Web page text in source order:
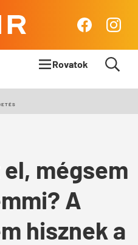
Mind
Blog
Rovatok
mégsem
A
hisznek a